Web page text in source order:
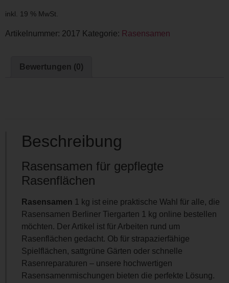
inkl. 19 % MwSt.
Artikelnummer: 2017 Kategorie: Rasensamen
Bewertungen (0)
Beschreibung
Rasensamen für gepflegte
Rasenflächen
Rasensamen 1 kg ist eine praktische Wahl für alle, die
Rasensamen Berliner Tiergarten 1 kg online bestellen
möchten. Der Artikel ist für Arbeiten rund um
Rasenflächen gedacht. Ob für strapazierfähige
Spielflächen, sattgrüne Gärten oder schnelle
Rasenreparaturen – unsere hochwertigen
Rasensamenmischungen bieten die perfekte Lösung.